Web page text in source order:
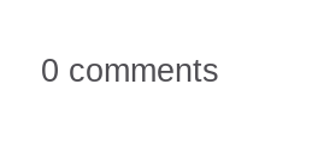
0 comments